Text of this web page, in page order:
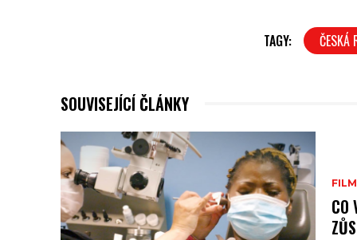
TAGY: ČESKÁ
SOUVISEJÍCÍ ČLÁNKY
FILM
CO